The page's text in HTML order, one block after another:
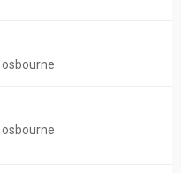
osbourne
osbourne